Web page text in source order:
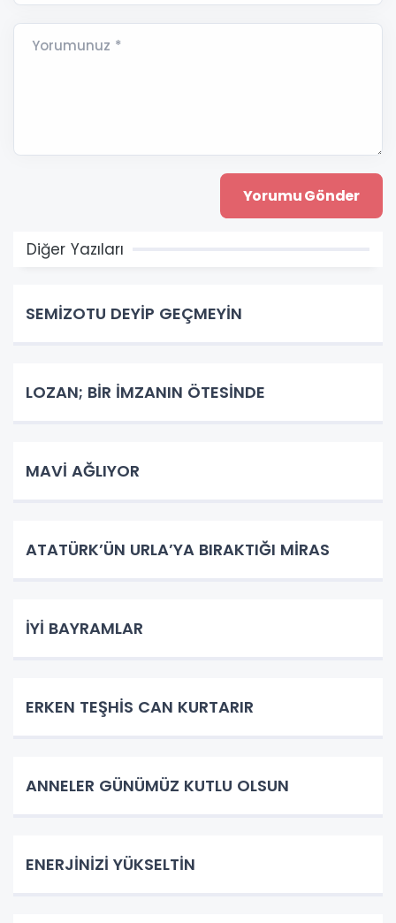
Yorumunuz *
Diğer Yazıları
SEMİZOTU DEYİP GEÇMEYİN
LOZAN; BİR İMZANIN ÖTESİNDE
MAVİ AĞLIYOR
ATATÜRK’ÜN URLA’YA BIRAKTIĞI MİRAS
İYİ BAYRAMLAR
ERKEN TEŞHİS CAN KURTARIR
ANNELER GÜNÜMÜZ KUTLU OLSUN
ENERJİNİZİ YÜKSELTİN